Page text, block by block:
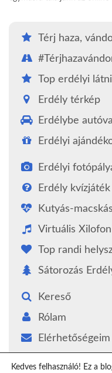
Térj haza,
Top erdélyi
Erdély térkép
Erdélybe autóval
Erdélyi
Erdélyi
Erdély kvízjáték
Kutyás-
Virtuális Xilofon
Top randi
Sátorozás
Kereső
Rólam
Elérhetőségeim
Kedves felhasználó! Ez a